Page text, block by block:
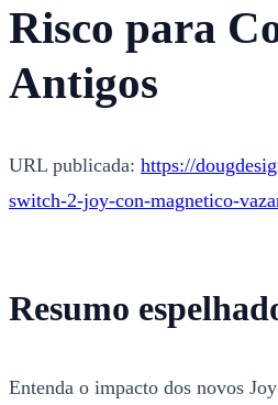
Risco para
Antigos
URL publicada: https://
switch-2-joy-con-magnetico-
Resumo
Entenda o impacto dos novos